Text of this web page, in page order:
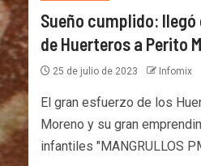
Sueño cumplido:
de Huerteros a Perito
25 de julio de 2023 Infomix
El gran esfuerzo de los
Moreno y su gran
infantiles "MANGRULLOS